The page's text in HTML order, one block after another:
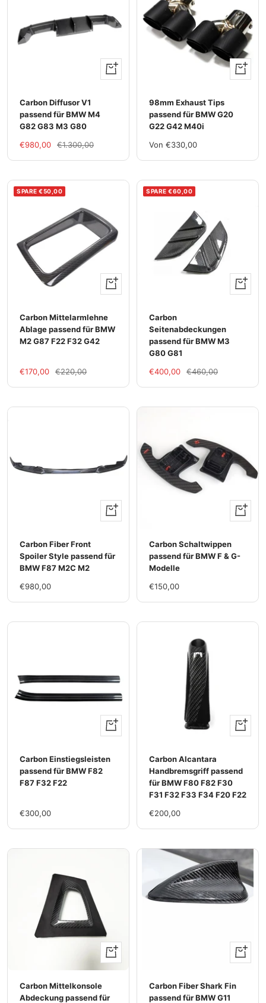
+
Hinzufügen
Carbon Diffusor V1
passend für BMW M4
G82 G83 M3 G80
Im
€980,00
Regulärer
€1.300,00
Ansehen
98mm Exhaust Tips
passend für BMW G20
G22 G42 M40i
Im
Von €330,00
SPARE €50,00
+
Hinzufügen
Carbon Mittelarmlehne
Ablage passend für BMW
M2 G87 F22 F32 G42
Im
€170,00
Regulärer
€220,00
SPARE €60,00
+
Carbon
Seitenabdeckungen
passend für BMW M3
G80 G81
Im
€400,00
Regulärer
€460,00
Ansehen
Carbon Fiber Front
Spoiler Style passend für
BMW F87 M2C M2
Im
€980,00
+
Carbon Schaltwippen
passend für BMW F & G-
Modelle
Im
€150,00
+
Hinzufügen
Carbon Einstiegsleisten
passend für BMW F82
F87 F32 F22
Im
€300,00
Ansehen
Carbon Alcantara
Handbremsgriff passend
für BMW F80 F82 F30
F31 F32 F33 F34 F20 F22
Im
€200,00
Ansehen
Carbon Mittelkonsole
Abdeckung passend für
+
Carbon Fiber Shark Fin
passend für BMW G11